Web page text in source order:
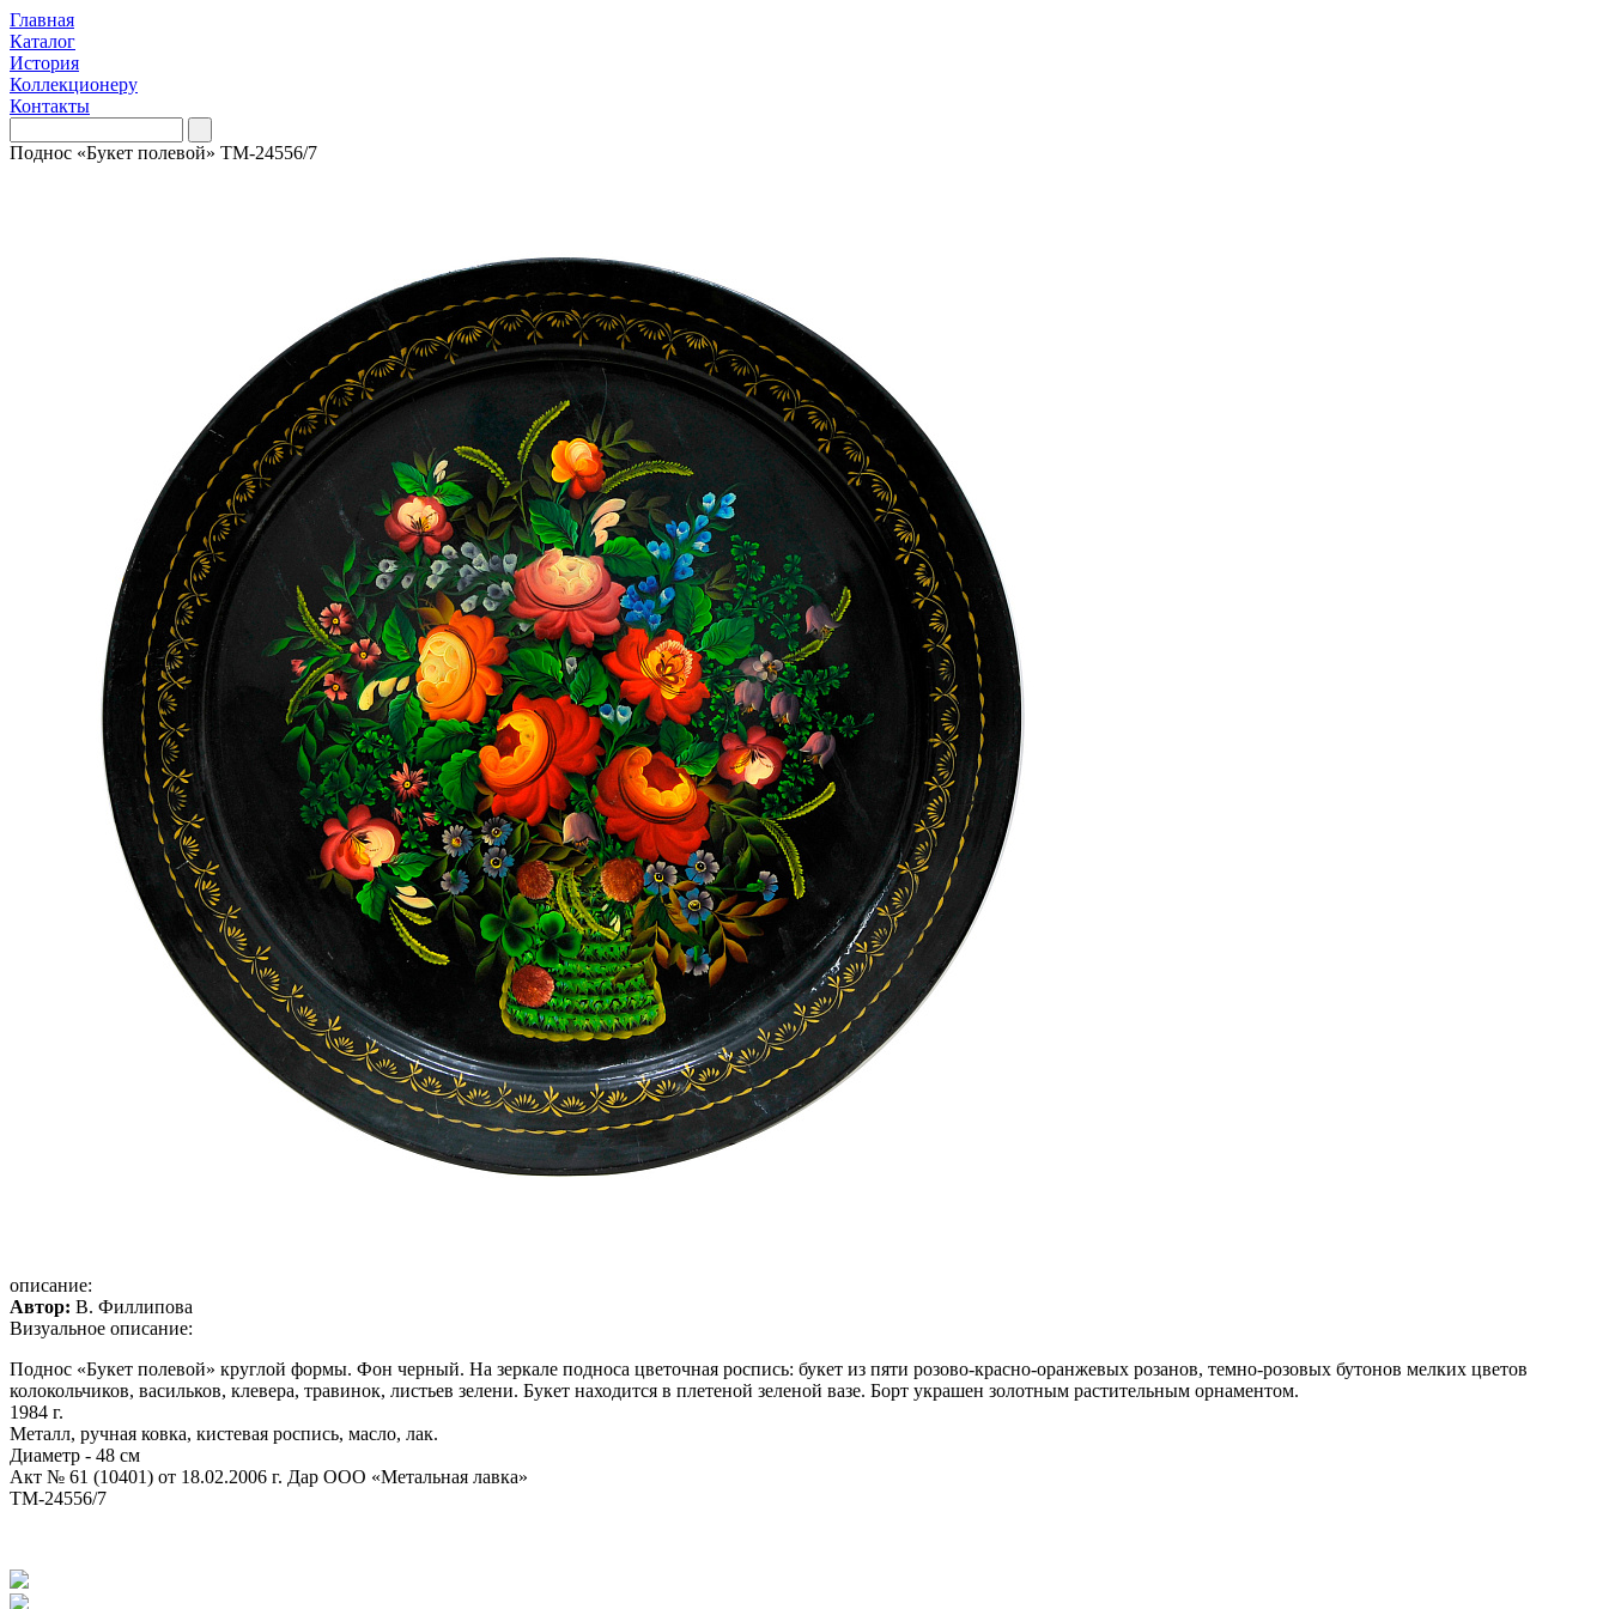
Главная
Каталог
История
Коллекционеру
Контакты
Поднос «Букет полевой» ТМ-24556/7
описание:
Автор: В. Филлипова
Визуальное описание:
Поднос «Букет полевой» круглой формы. Фон черный. На зеркале подноса цветочная роспись: букет из пяти розово-красно-оранжевых розанов, темно-розовых бутонов мелких цветов
колокольчиков, васильков, клевера, травинок, листьев зелени. Букет находится в плетеной зеленой вазе. Борт украшен золотным растительным орнаментом.
1984 г.
Металл, ручная ковка, кистевая роспись, масло, лак.
Диаметр - 48 см
Акт № 61 (10401) от 18.02.2006 г. Дар ООО «Метальная лавка»
ТМ-24556/7